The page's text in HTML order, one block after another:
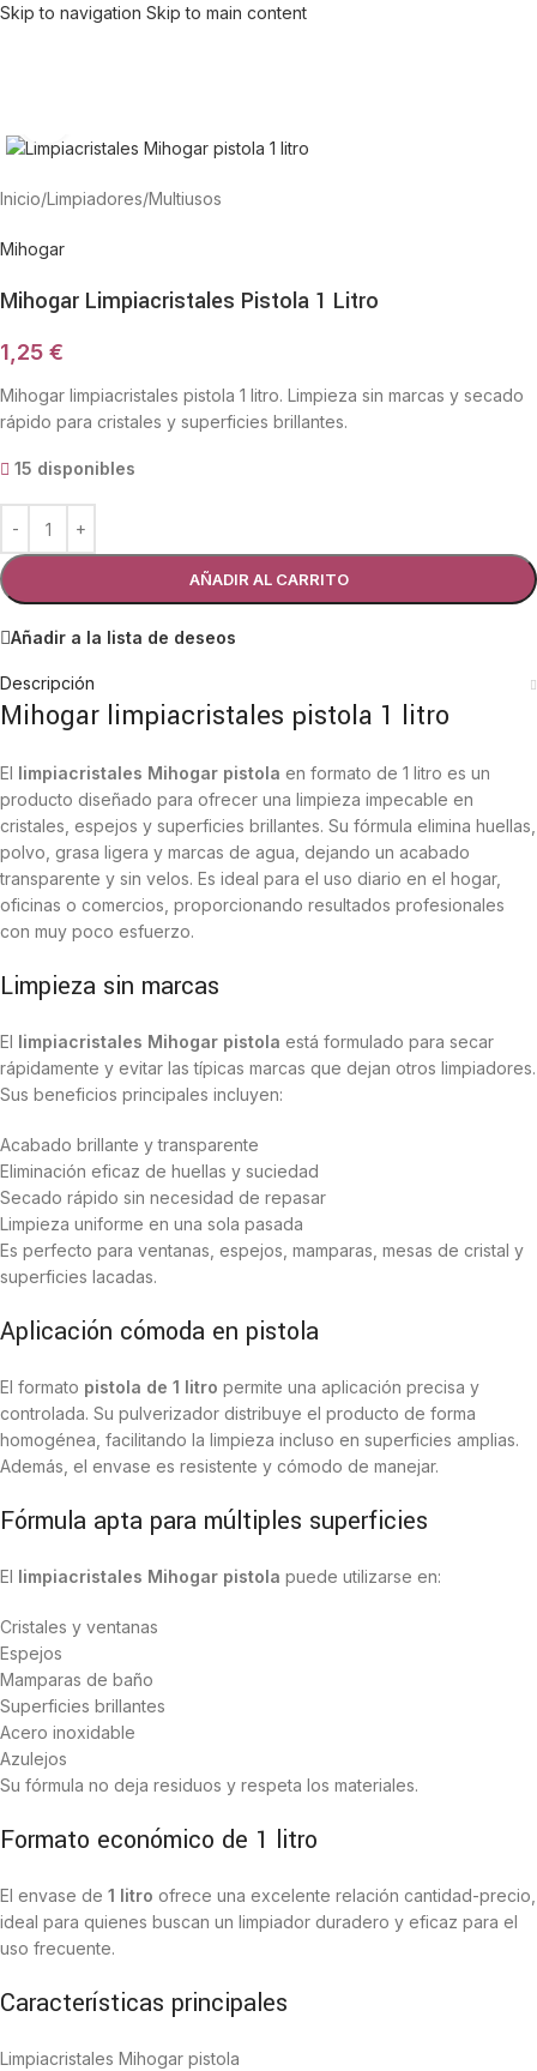
Skip to navigation Skip to main content
Inicio/Limpiadores/Multiusos
Mihogar
Mihogar Limpiacristales Pistola 1 Litro
1,25 €
Mihogar limpiacristales pistola 1 litro. Limpieza sin marcas y secado
rápido para cristales y superficies brillantes.
15 disponibles
AÑADIR AL CARRITO
Añadir a la lista de deseos
Descripción
Mihogar limpiacristales pistola 1 litro
El limpiacristales Mihogar pistola en formato de 1 litro es un
producto diseñado para ofrecer una limpieza impecable en
cristales, espejos y superficies brillantes. Su fórmula elimina huellas,
polvo, grasa ligera y marcas de agua, dejando un acabado
transparente y sin velos. Es ideal para el uso diario en el hogar,
oficinas o comercios, proporcionando resultados profesionales
con muy poco esfuerzo.
Limpieza sin marcas
El limpiacristales Mihogar pistola está formulado para secar
rápidamente y evitar las típicas marcas que dejan otros limpiadores.
Sus beneficios principales incluyen:
Acabado brillante y transparente
Eliminación eficaz de huellas y suciedad
Secado rápido sin necesidad de repasar
Limpieza uniforme en una sola pasada
Es perfecto para ventanas, espejos, mamparas, mesas de cristal y
superficies lacadas.
Aplicación cómoda en pistola
El formato pistola de 1 litro permite una aplicación precisa y
controlada. Su pulverizador distribuye el producto de forma
homogénea, facilitando la limpieza incluso en superficies amplias.
Además, el envase es resistente y cómodo de manejar.
Fórmula apta para múltiples superficies
El limpiacristales Mihogar pistola puede utilizarse en:
Cristales y ventanas
Espejos
Mamparas de baño
Superficies brillantes
Acero inoxidable
Azulejos
Su fórmula no deja residuos y respeta los materiales.
Formato económico de 1 litro
El envase de 1 litro ofrece una excelente relación cantidad-precio,
ideal para quienes buscan un limpiador duradero y eficaz para el
uso frecuente.
Características principales
Limpiacristales Mihogar pistola